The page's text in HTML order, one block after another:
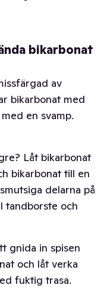
bikarbonat
av
bikarbonatmed
en svamp.
Låt bikarbonat
bikarbonat till en
delarna på
tandborste och
gnida in spisen
och låt verka
fuktig trasa.